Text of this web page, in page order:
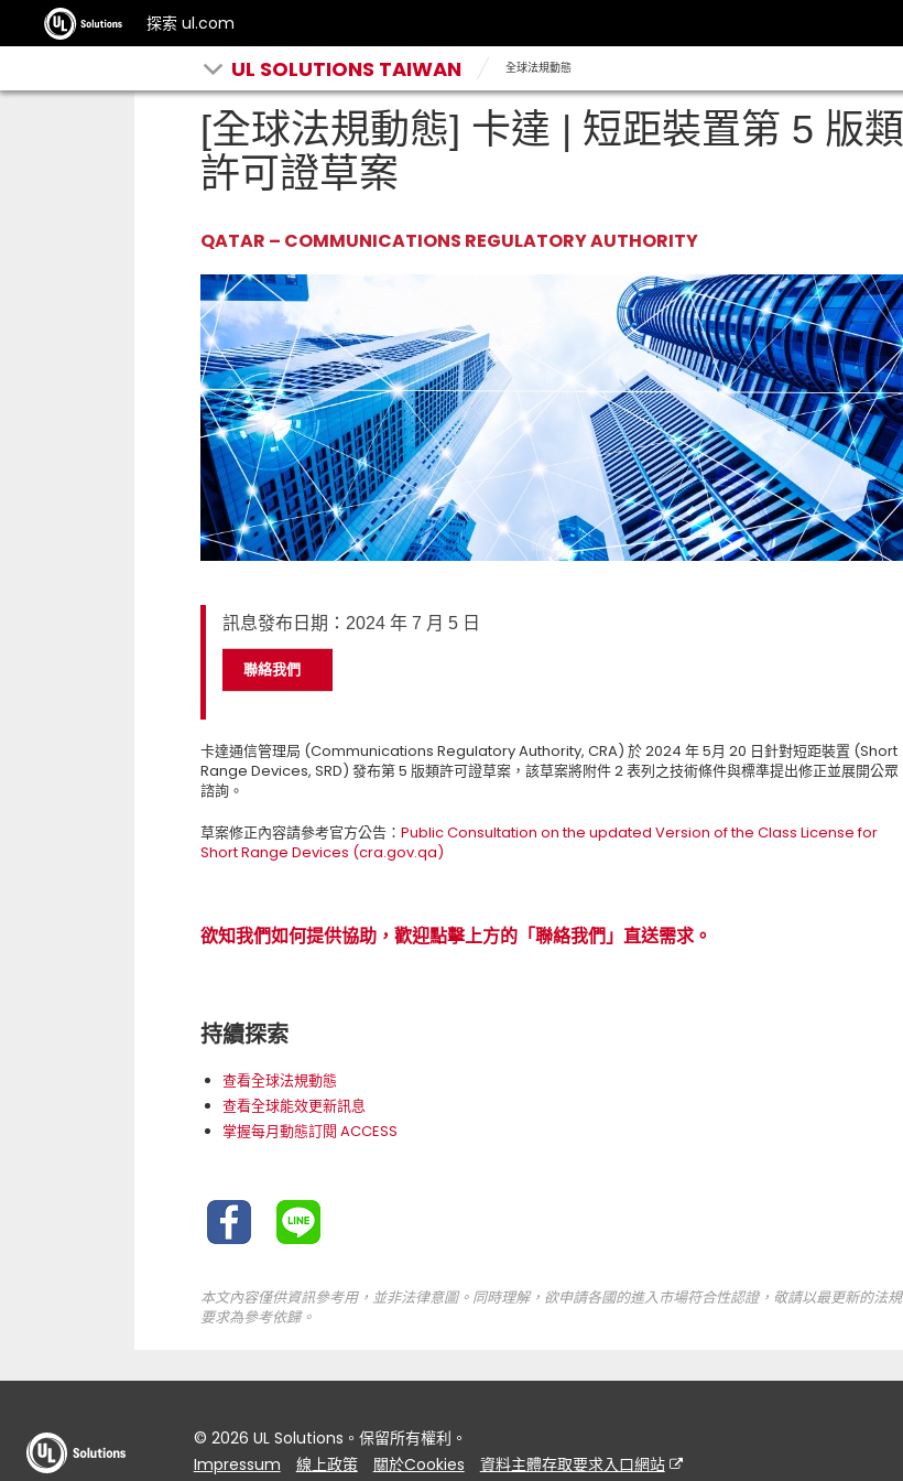
探索 ul.com
UL SOLUTIONS TAIWAN 全球法規動態
[全球法規動態] 卡達 | 短距裝置第 5 版類
許可證草案
QATAR – COMMUNICATIONS REGULATORY AUTHORITY
訊息發布日期：2024 年 7 月 5 日
聯絡我們
卡達通信管理局 (Communications Regulatory Authority, CRA) 於 2024 年 5月 20 日針對短距裝置 (Short
Range Devices, SRD) 發布第 5 版類許可證草案，該草案將附件 2 表列之技術條件與標準提出修正並展開公眾
諮詢。
草案修正內容請參考官方公告： Public Consultation on the updated Version of the Class License for
Short Range Devices (cra.gov.qa)
欲知我們如何提供協助，歡迎點擊上方的「聯絡我們」直送需求。
持續探索
查看全球法規動態
查看全球能效更新訊息
掌握每月動態訂閱 ACCESS
本文內容僅供資訊參考用，並非法律意圖。同時理解，欲申請各國的進入市場符合性認證，敬請以最更新的法規
要求為參考依歸。
© 2026 UL Solutions。保留所有權利。
Impressum
線上政策 關於Cookies 資料主體存取要求入口網站